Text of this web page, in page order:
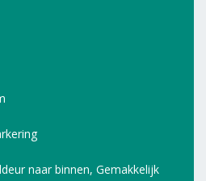
naar binnen, Gemakkelijk